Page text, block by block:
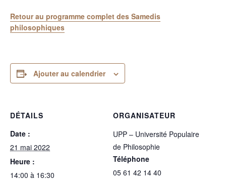
Retour au programme complet des Samedis
philosophiques
Ajouter au calendrier
DÉTAILS
Date :
21 mai 2022
Heure :
14:00 à 16:30
ORGANISATEUR
UPP – Université Populaire
de Philosophie
Téléphone
05 61 42 14 40